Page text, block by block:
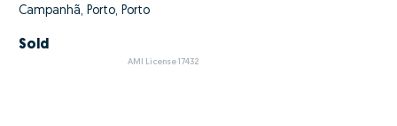
Campanhã, Porto, Porto
Sold
AMI License 17432